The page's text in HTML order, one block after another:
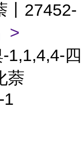
丨27452-
>
1,1,4,4-四
萘
1